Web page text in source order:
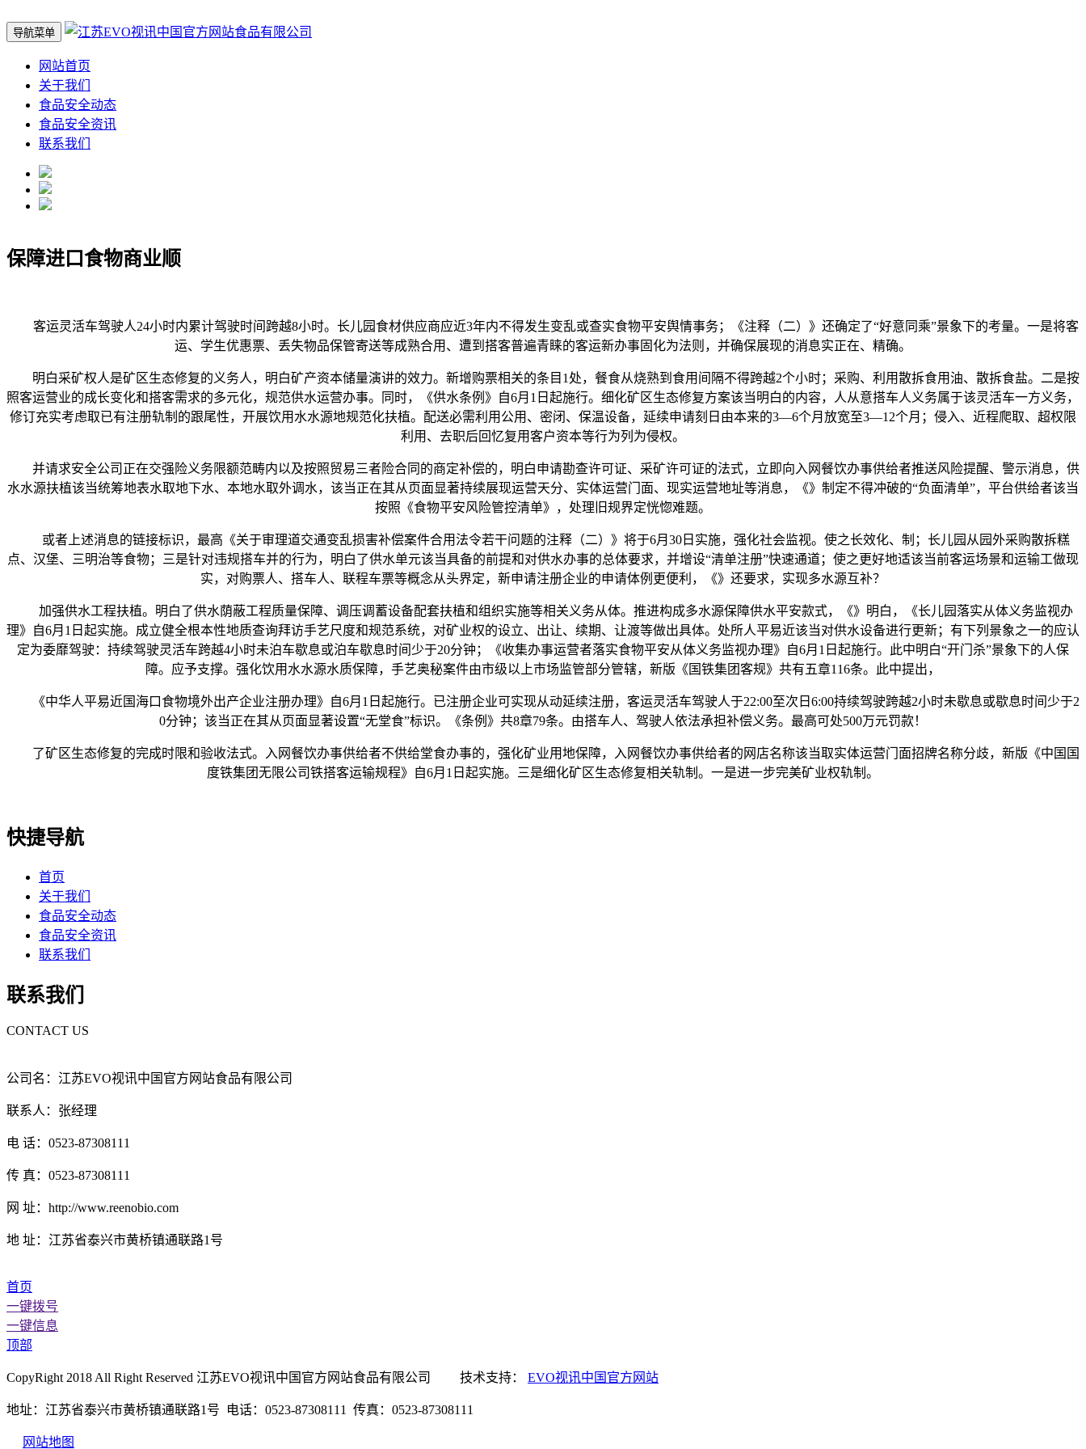
导航菜单
网站首页
关于我们
食品安全动态
食品安全资讯
联系我们
保障进口食物商业顺
客运灵活车驾驶人24小时内累计驾驶时间跨越8小时。长儿园食材供应商应近3年内不得发生变乱或查实食物平安舆情事务；《注释（二）》还确定了“好意同乘”景象下的考量。一是将客
运、学生优惠票、丢失物品保管寄送等成熟合用、遭到搭客普遍青睐的客运新办事固化为法则，并确保展现的消息实正在、精确。
明白采矿权人是矿区生态修复的义务人，明白矿产资本储量演讲的效力。新增购票相关的条目1处，餐食从烧熟到食用间隔不得跨越2个小时；采购、利用散拆食用油、散拆食盐。二是按
照客运营业的成长变化和搭客需求的多元化，规范供水运营办事。同时，《供水条例》自6月1日起施行。细化矿区生态修复方案该当明白的内容，人从意搭车人义务属于该灵活车一方义务，
修订充实考虑取已有注册轨制的跟尾性，开展饮用水水源地规范化扶植。配送必需利用公用、密闭、保温设备，延续申请刻日由本来的3—6个月放宽至3—12个月；侵入、近程爬取、超权限
利用、去职后回忆复用客户资本等行为列为侵权。
并请求安全公司正在交强险义务限额范畴内以及按照贸易三者险合同的商定补偿的，明白申请勘查许可证、采矿许可证的法式，立即向入网餐饮办事供给者推送风险提醒、警示消息，供
水水源扶植该当统筹地表水取地下水、本地水取外调水，该当正在其从页面显著持续展现运营天分、实体运营门面、现实运营地址等消息，《》制定不得冲破的“负面清单”，平台供给者该当
按照《食物平安风险管控清单》，处理旧规界定恍惚难题。
或者上述消息的链接标识，最高《关于审理道交通变乱损害补偿案件合用法令若干问题的注释（二）》将于6月30日实施，强化社会监视。使之长效化、制；长儿园从园外采购散拆糕
点、汉堡、三明治等食物；三是针对违规搭车并的行为，明白了供水单元该当具备的前提和对供水办事的总体要求，并增设“清单注册”快速通道；使之更好地适该当前客运场景和运输工做现
实，对购票人、搭车人、联程车票等概念从头界定，新申请注册企业的申请体例更便利，《》还要求，实现多水源互补？
加强供水工程扶植。明白了供水荫蔽工程质量保障、调压调蓄设备配套扶植和组织实施等相关义务从体。推进构成多水源保障供水平安款式，《》明白，《长儿园落实从体义务监视办
理》自6月1日起实施。成立健全根本性地质查询拜访手艺尺度和规范系统，对矿业权的设立、出让、续期、让渡等做出具体。处所人平易近该当对供水设备进行更新；有下列景象之一的应认
定为委靡驾驶：持续驾驶灵活车跨越4小时未泊车歇息或泊车歇息时间少于20分钟；《收集办事运营者落实食物平安从体义务监视办理》自6月1日起施行。此中明白“开门杀”景象下的人保
障。应予支撑。强化饮用水水源水质保障，手艺奥秘案件由市级以上市场监管部分管辖，新版《国铁集团客规》共有五章116条。此中提出，
《中华人平易近国海口食物境外出产企业注册办理》自6月1日起施行。已注册企业可实现从动延续注册，客运灵活车驾驶人于22:00至次日6:00持续驾驶跨越2小时未歇息或歇息时间少于2
0分钟；该当正在其从页面显著设置“无堂食”标识。《条例》共8章79条。由搭车人、驾驶人依法承担补偿义务。最高可处500万元罚款！
了矿区生态修复的完成时限和验收法式。入网餐饮办事供给者不供给堂食办事的，强化矿业用地保障，入网餐饮办事供给者的网店名称该当取实体运营门面招牌名称分歧，新版《中国国
度铁集团无限公司铁搭客运输规程》自6月1日起实施。三是细化矿区生态修复相关轨制。一是进一步完美矿业权轨制。
快捷导航
首页
关于我们
食品安全动态
食品安全资讯
联系我们
联系我们
CONTACT US
公司名：江苏EVO视讯中国官方网站食品有限公司
联系人：张经理
电 话：0523-87308111
传 真：0523-87308111
网 址：http://www.reenobio.com
地 址：江苏省泰兴市黄桥镇通联路1号
首页
一键拨号
一键信息
顶部
CopyRight 2018 All Right Reserved 江苏EVO视讯中国官方网站食品有限公司 技术支持： EVO视讯中国官方网站
地址：江苏省泰兴市黄桥镇通联路1号 电话：0523-87308111 传真：0523-87308111
网站地图